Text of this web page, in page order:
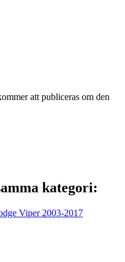
att publiceras om den
kategori: